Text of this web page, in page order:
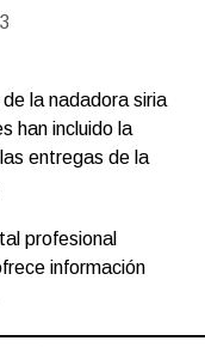
la nadadora siria
han incluido la
entregas de la
profesional
información